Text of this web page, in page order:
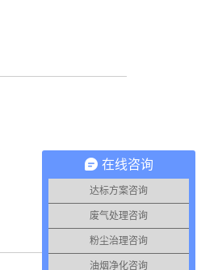
在线咨询
达标方案咨询
废气处理咨询
粉尘治理咨询
油烟净化咨询